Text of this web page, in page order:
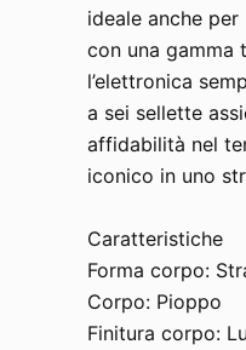
ideale anche
con una gamma
l’elettronica
a sei sellette
affidabilità nel
iconico in uno
Caratteristiche
Forma corpo:
Corpo: Pioppo
Finitura corpo: